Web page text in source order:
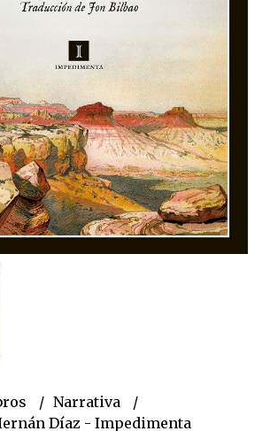
Narrativa
Díaz - Impedimenta